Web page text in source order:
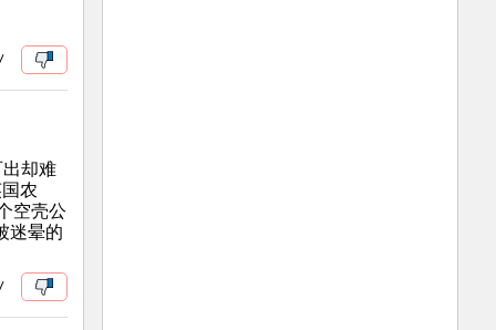
却难
农
空壳公
迷晕的